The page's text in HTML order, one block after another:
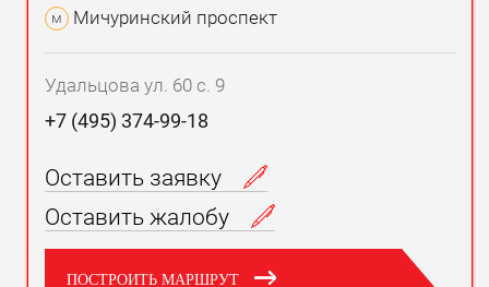
м Мичуринский проспект
Удальцова ул. 60 с. 9
+7 (495) 374-99-18
Оставить заявку
Оставить жалобу
ПОСТРОИТЬ МАРШРУТ